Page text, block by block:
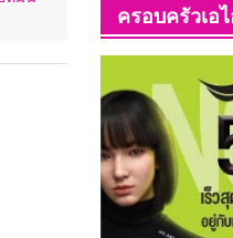
ครอบครัวเอ